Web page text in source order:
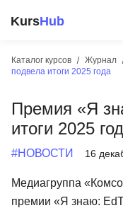
KursHub
Каталог курсов Журнал
подвела итоги 2025 года
Премия «Я
итоги 2025
#НОВОСТИ 16
Медиагруппа
премии «Я знаю:
Разработка